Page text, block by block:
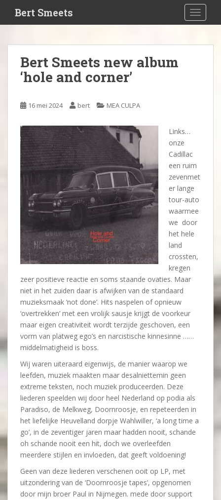
i
Bert Smeets
Bert Smeets new album
‘hole and corner’
16 mei 2024 bert MEA CULPA
Links…
onze
Cadillac
een ruim
zevenmet
er lange
tour-auto
waarmee
we door
het hele
land
crossten,
kregen
zeer positieve reactie en soms staande ovaties. Maar
niet in het zuiden daar is afwijken van de standaard
muzieksmaak ‘not done’. Hits naspelen of opnieuw
‘overtrekken’ met een vrolijk sausje krijgt de voorkeur
maar eigen creativiteit wordt terzijde geschoven, een
vorm van platweg ego’s en narcistische kinnesinne ……
middelmatigheid is boss.
Wij waren uiteraard eigenwijs, de manier waarop we
leefden, muziek maakten maar desalniettemin geen
extreme teksten, noch muziek produceerden. Deze
liederen speelden wij door heel Nederland op podia als
Paradiso, de Melkweg, Doornroosje, en repeteerden in
het liefelijke Heuvelland dorpje Wahlwiller, ‘a long time a
go’, in de zeventiger jaren maar hadden nooit, schande
oh schande nooit een hit, doch we overleefden
meerdere stijlen en invloeden, dat geeft voldoening!
Geen van deze liederen verschenen ooit op LP, met
uitzondering van de ‘Doornroosje tapes’, opgenomen
door mijn broer Paul in Nijmegen. mede door support